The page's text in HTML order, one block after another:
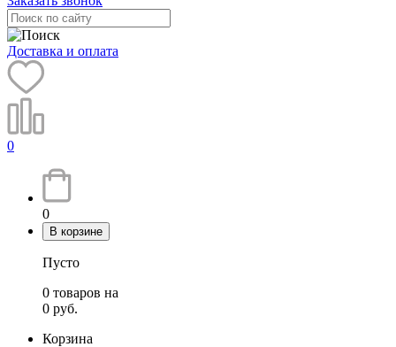
Доставка и оплата
0
0
В корзине
Пусто
0 товаров на
0 руб.
Корзина